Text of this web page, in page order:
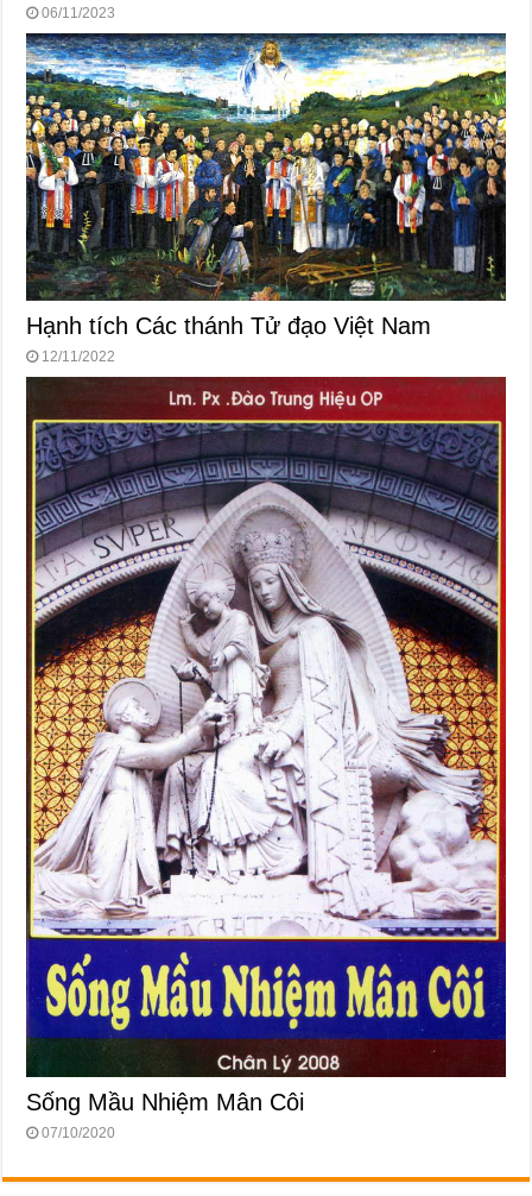
06/11/2023
Hạnh tích Các thánh Tử đạo Việt Nam
12/11/2022
Sống Mầu Nhiệm Mân Côi
07/10/2020